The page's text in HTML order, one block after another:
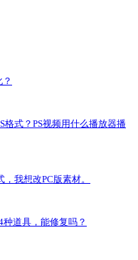
格式？PS视频用什么播放器播
我想改PC版素材。
道具，能修复吗？